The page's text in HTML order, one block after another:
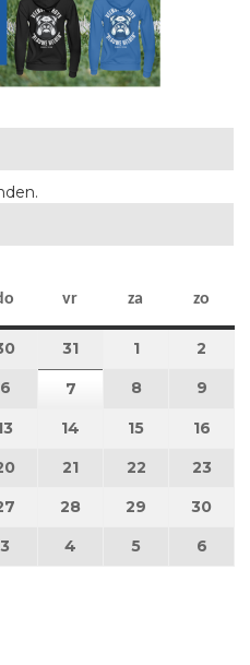
donderdag
vr vrijdag
za zaterdag
zo
30 juli 2026
31 31 juli 2026
11 augustus
2
2026
6 6 augustus 2026
7 7 augustus 2026
8 8 augustus
9
2026
13 augustus 2026
14 14 augustus 2026
15 15 16
2026
20 augustus 2026
21 21 augustus 2026
22 22 23
2026
27 augustus 2026
28 28 augustus 2026
29 29 30
2026
3 3 september 2026
4 4 september 2026
5 5 6